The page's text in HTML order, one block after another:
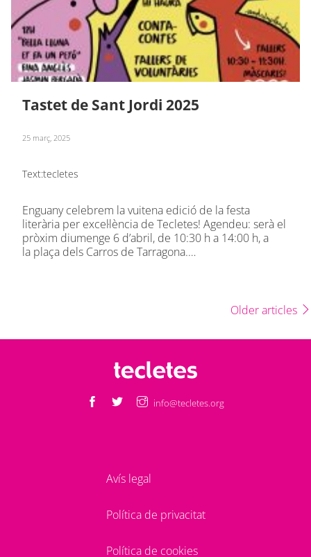
Tastet de Sant Jordi 2025
25 març, 2025
Text:tecletes
Enguany celebrem la vuitena edició de la festa
literària per excel·lència de Tecletes! Agendeu: serà el
pròxim diumenge 6 d’abril, de 10:30 h a 14:00 h, a
la plaça dels Carros de Tarragona.…
Older articles
info@tecletes.org
Avís legal
Política de privacitat
Política de cookies